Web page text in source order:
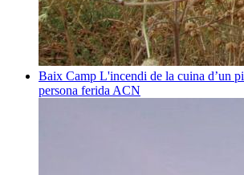
Baix Camp L'incendi de la cuina d’un
persona ferida ACN